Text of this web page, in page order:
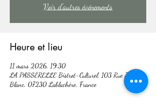
Voir d'autres événements
Heure et lieu
11 mars 2026, 19:30
LA PASSERELLE Bistrot-Culturel, 103 Rue Joseph
Blanc, 07230 Lablachère, France